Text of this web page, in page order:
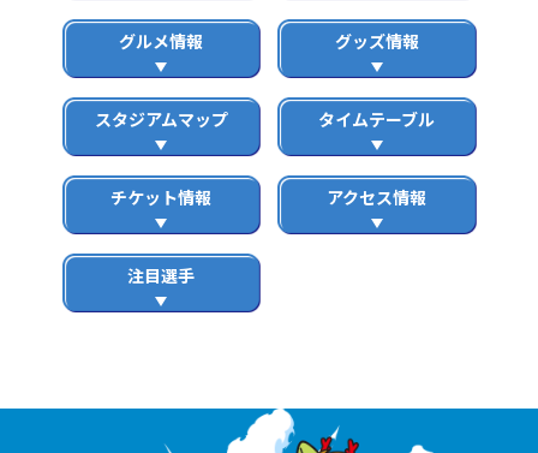
グルメ情報 グッズ情報
スタジアムマップ タイムテーブル
チケット情報 アクセス情報
注目選手